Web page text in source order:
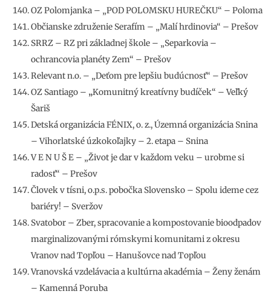
OZ Polomjanka – „POD POLOMSKU HUREČKU“ – Poloma
Občianske združenie Serafím – „Malí hrdinovia“ – Prešov
SRRZ – RZ pri základnej škole – „Separkovia –
ochrancovia planéty Zem“ – Prešov
Relevant n.o. – „Deťom pre lepšiu budúcnosť“ – Prešov
OZ Santiago – „Komunitný kreatívny budíček“ – Veľký
Šariš
Detská organizácia FÉNIX, o. z., Územná organizácia Snina
– Vihorlatské úzkokoľajky – 2. etapa – Snina
V E N U Š E – „Život je dar v každom veku – urobme si
radosť“ – Prešov
Človek v tísni, o.p.s. pobočka Slovensko – Spolu ideme cez
bariéry! – Sveržov
Svatobor – Zber, spracovanie a kompostovanie bioodpadov
marginalizovanými rómskymi komunitami z okresu
Vranov nad Topľou – Hanušovce nad Topľou
Vranovská vzdelávacia a kultúrna akadémia – Ženy ženám
– Kamenná Poruba